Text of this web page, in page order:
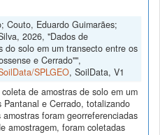
Couto, Eduardo Guimarães;
2026, "Dados de
do solo em um transecto entre os
e Cerrado"",
SPLGEO, SoilData, V1
de amostras de solo em um
e Cerrado, totalizando
foram georreferenciadas
amostragem, foram coletadas